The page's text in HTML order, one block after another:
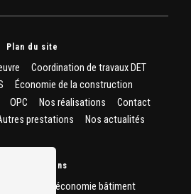
Plan du site
Coordination de travaux DET
Économie de la construction
OPC Nos réalisations
Contact
prestations Nos actualités
Nos prestations
Etude économie bâtiment